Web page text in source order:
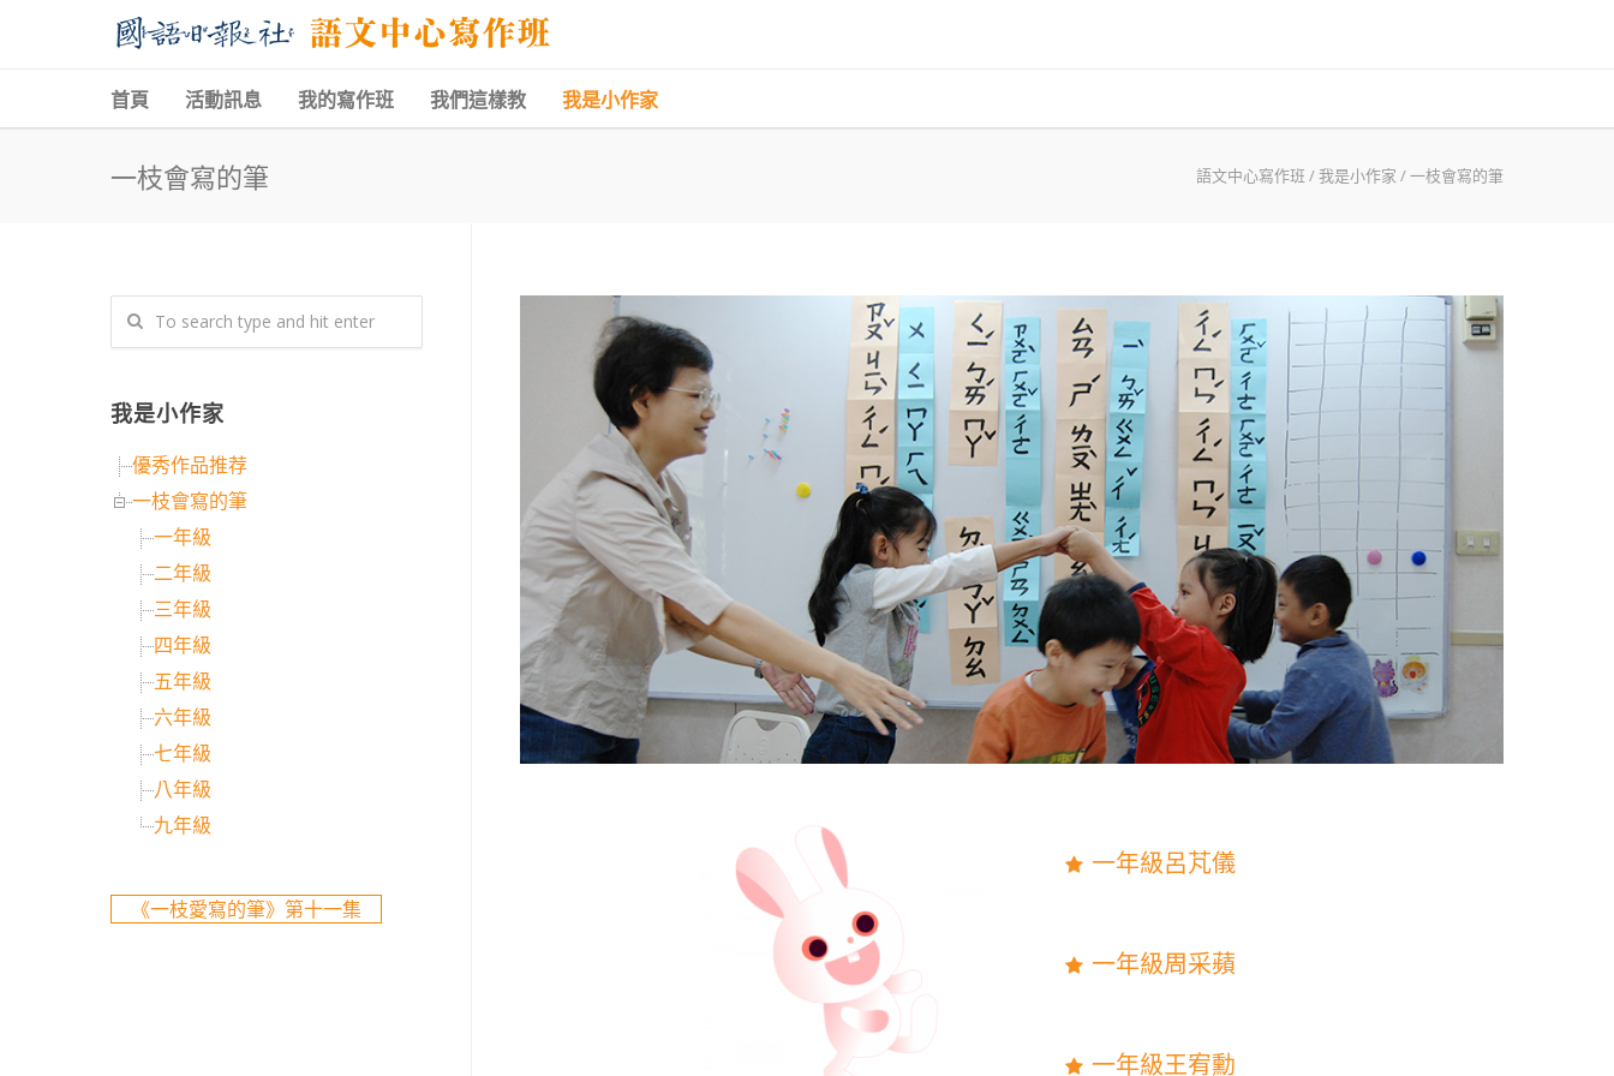
首頁 活動訊息 我的寫作班 我們這樣教 我是小作家
一枝會寫的筆 語文中心寫作班 /我是小作家 /一枝會寫的筆
一年級呂芃儀
一年級周采蘋
一年級王宥勳
我是小作家
優秀作品推荐
一枝會寫的筆
一年級
二年級
三年級
四年級
五年級
六年級
七年級
八年級
九年級
《一枝愛寫的筆》第十一集